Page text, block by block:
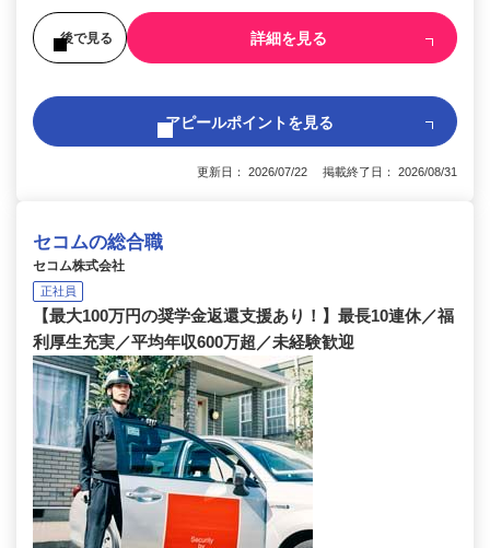
後で見る 詳細を見る
アピールポイントを見る
更新日： 2026/07/22 掲載終了日： 2026/08/31
セコムの総合職
セコム株式会社
正社員
【最大100万円の奨学金返還支援あり！】最長10連休／福
利厚生充実／平均年収600万超／未経験歓迎